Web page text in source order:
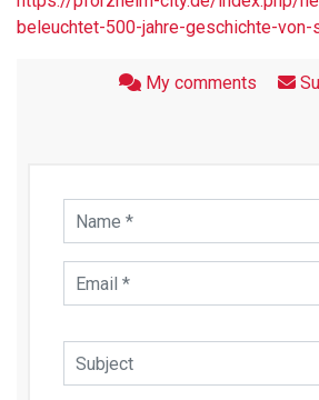
beleuchtet-500-jahre-geschichte-
My comments